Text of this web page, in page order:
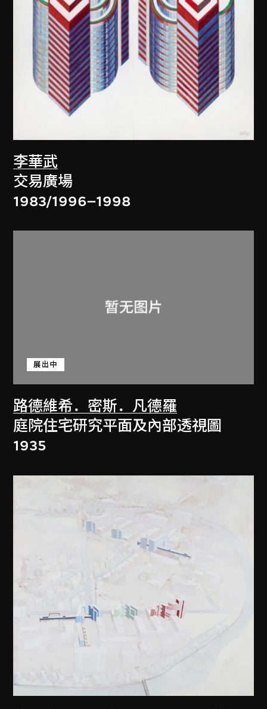
李華武
交易廣場
1983/1996–1998
路德維希．密斯．凡德羅
展出中
庭院住宅研究平面及內部透視圖
1935